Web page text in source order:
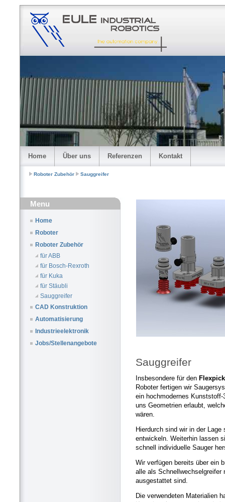
Home Über uns Referenzen Kontakt
Roboter Zubehör Sauggreifer
Menu
Home
Roboter
Roboter Zubehör
für ABB
für Bosch-Rexroth
für Kuka
für Stäubli
Sauggreifer
CAD Konstruktion
Automatisierung
Industrieelektronik
Jobs/Stellenangebote
Sauggreifer
Insbesondere für den
Roboter fertigen wir
ein hochmodernes
uns Geometrien erlaubt,
wären.
Hierdurch sind wir in der
entwickeln. Weiterhin lassen
schnell individuelle Sauger
Wir verfügen bereits über ein
alle als Schnellwechselgreifer
ausgestattet sind.
Die verwendeten Materialien